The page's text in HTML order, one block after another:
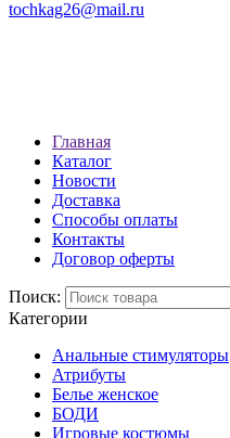
tochkag26@mail.ru
Главная
Каталог
Новости
Доставка
Способы оплаты
Контакты
Договор оферты
Поиск:
Категории
Анальные стимуляторы
Атрибуты
Белье женское
БОДИ
Игровые костюмы